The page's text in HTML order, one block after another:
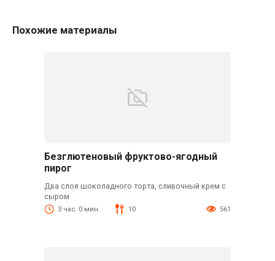
Похожие материалы
Безглютеновый фруктово-ягодный
пирог
Два слоя шоколадного торта, сливочный крем с
сыром
3 час. 0 мин. 10 561